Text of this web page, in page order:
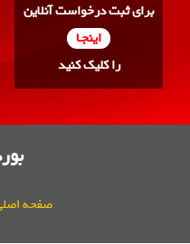
برای ثبت درخواست آنلاین
اینجـا
را کلیک کنید
صفحه